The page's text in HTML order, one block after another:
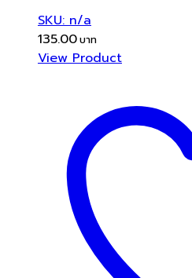
SKU: n/a
135.00
View Product